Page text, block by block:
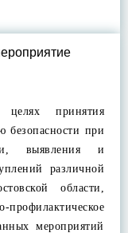
принятия
безопасности при
выявления и
различной
области,
мероприятий